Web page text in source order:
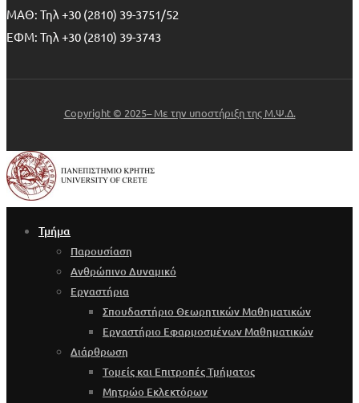
ΜΑΘ: Τηλ +30 (2810) 39-3751/52
ΕΦΜ: Τηλ +30 (2810) 39-3743
Copyright © 2025– Με την υποστήριξη της Μ.Ψ.Δ.
Τμήμα
Παρουσίαση
Ανθρώπινο Δυναμικό
Εργαστήρια
Σπουδαστήριο Θεωρητικών Μαθηματικών
Εργαστήριο Εφαρμοσμένων Μαθηματικών
Διάρθρωση
Τομείς και Επιτροπές Τμήματος
Μητρώο Εκλεκτόρων